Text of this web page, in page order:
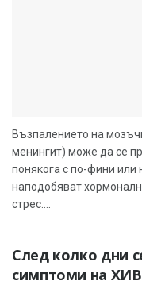
Възпалението на
менингит) може да се
понякога с по-фини или
наподобяват
стрес....
След колко дни
симптоми на